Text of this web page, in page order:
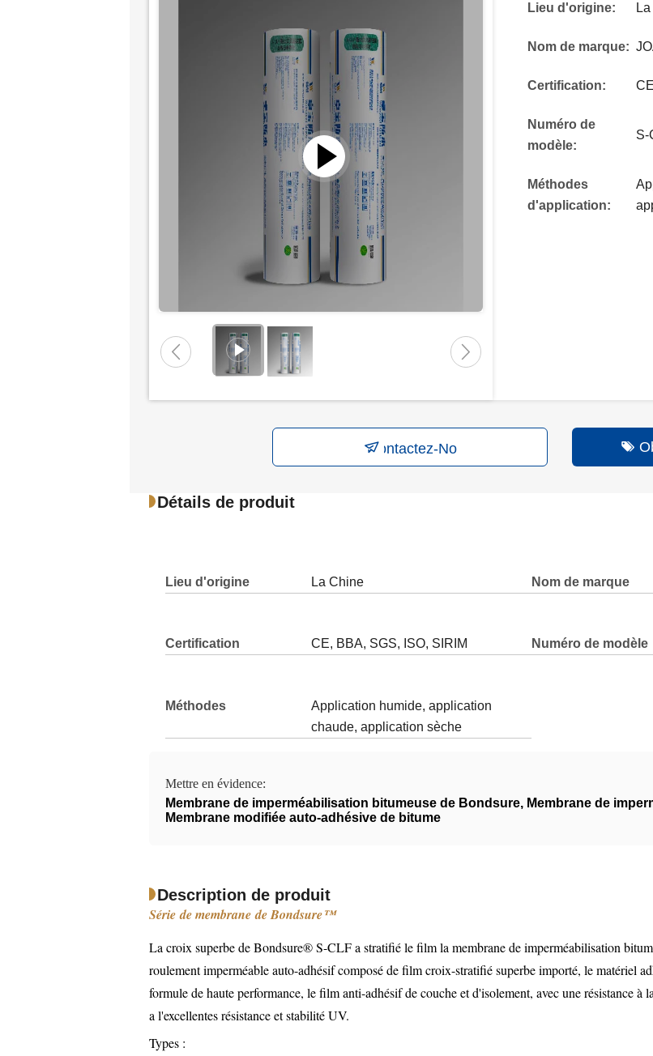
Lieu d'origine:
Nom de marque:
Certification:
Numéro de
modèle:
S-
Méthodes
d'application:
Contactez-Nous
Détails de produit
Lieu d'origine La Chine Nom de marque
Certification CE, BBA, SGS, ISO, SIRIM Numéro de modèle
Méthodes
Application humide, application
chaude, application sèche
Mettre en évidence:
Membrane de imperméabilisation bitumeuse de Bondsure, Membrane de
Membrane modifiée auto-adhésive de bitume
Description de produit
Série de membrane de Bondsure™
La croix superbe de Bondsure® S-CLF a stratifié le film la membrane de imperméabilisation
roulement imperméable auto-adhésif composé de film croix-stratifié superbe importé, le matériel
formule de haute performance, le film anti-adhésif de couche et d'isolement, avec une résistance à
a l'excellentes résistance et stabilité UV.
Types :